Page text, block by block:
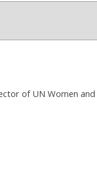
of UN Women